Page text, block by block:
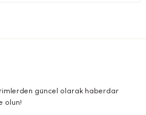
güncel olarak haberdar
olun!